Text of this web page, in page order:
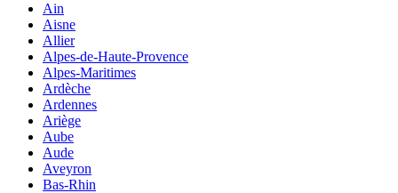
Ain
Aisne
Allier
Alpes-de-Haute-Provence
Alpes-Maritimes
Ardèche
Ardennes
Ariège
Aube
Aude
Aveyron
Bas-Rhin